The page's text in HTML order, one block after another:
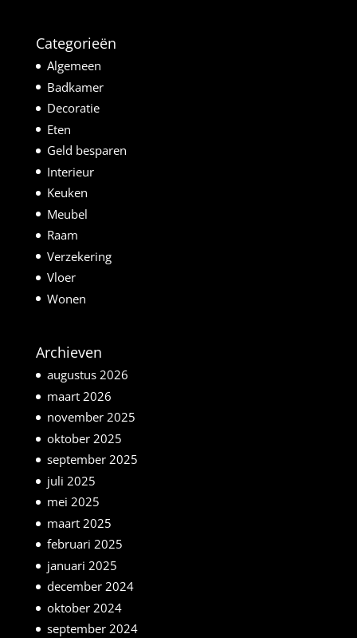
Categorieën
Algemeen
Badkamer
Decoratie
Eten
Geld besparen
Interieur
Keuken
Meubel
Raam
Verzekering
Vloer
Wonen
Archieven
augustus 2026
maart 2026
november 2025
oktober 2025
september 2025
juli 2025
mei 2025
maart 2025
februari 2025
januari 2025
december 2024
oktober 2024
september 2024